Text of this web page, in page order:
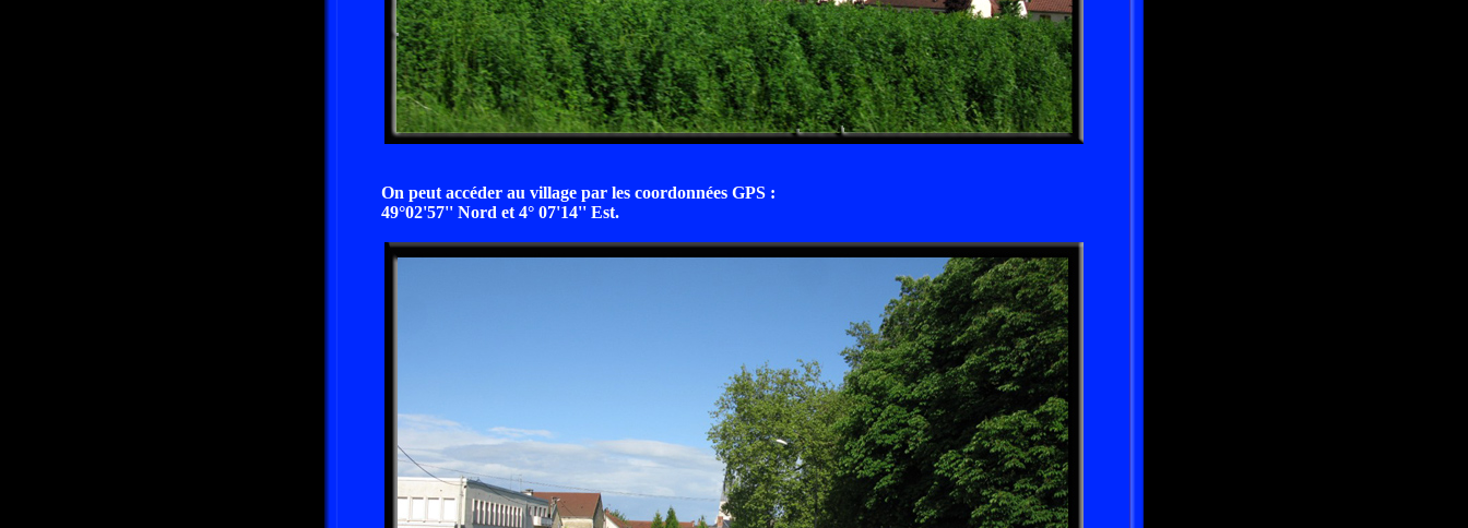
On peut accéder au village par les coordonnées GPS :
49°02'57'' Nord et 4° 07'14'' Est.